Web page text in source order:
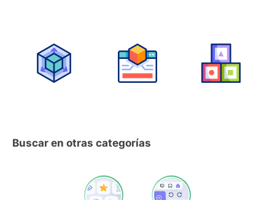
Buscar en otras categorías